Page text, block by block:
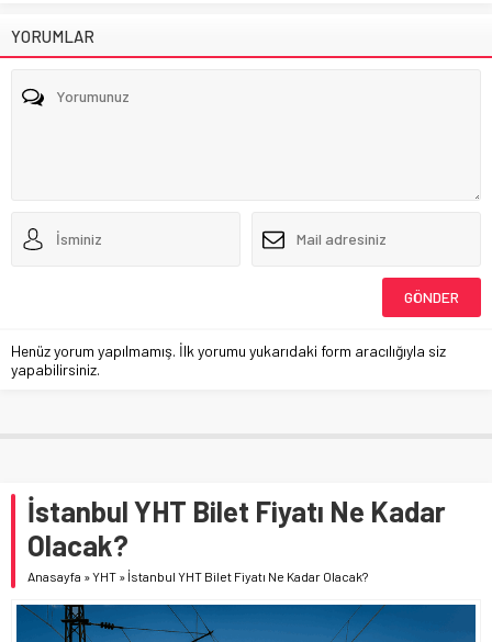
YORUMLAR
Henüz yorum yapılmamış. İlk yorumu yukarıdaki form aracılığıyla siz
yapabilirsiniz.
İstanbul YHT Bilet Fiyatı Ne Kadar
Olacak?
Anasayfa »YHT » İstanbul YHT Bilet Fiyatı Ne Kadar Olacak?